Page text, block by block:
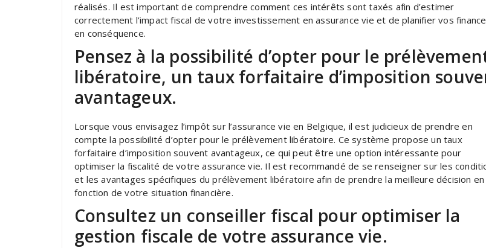
réalisés. Il est important de comprendre comment ces intérêts sont taxés afin d’estimer
correctement l’impact fiscal de votre investissement en assurance vie et de planifier vos
en conséquence.
Pensez à la possibilité d’opter pour le
libératoire, un taux forfaitaire d’imposition
avantageux.
Lorsque vous envisagez l’impôt sur l’assurance vie en Belgique, il est judicieux de prendre en
compte la possibilité d’opter pour le prélèvement libératoire. Ce système propose un taux
forfaitaire d’imposition souvent avantageux, ce qui peut être une option intéressante pour
optimiser la fiscalité de votre assurance vie. Il est recommandé de se renseigner sur les
et les avantages spécifiques du prélèvement libératoire afin de prendre la meilleure décision en
fonction de votre situation financière.
Consultez un conseiller fiscal pour optimiser la
gestion fiscale de votre assurance vie.